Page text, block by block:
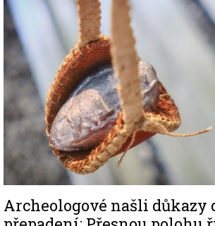
Archeologové našli důkazy